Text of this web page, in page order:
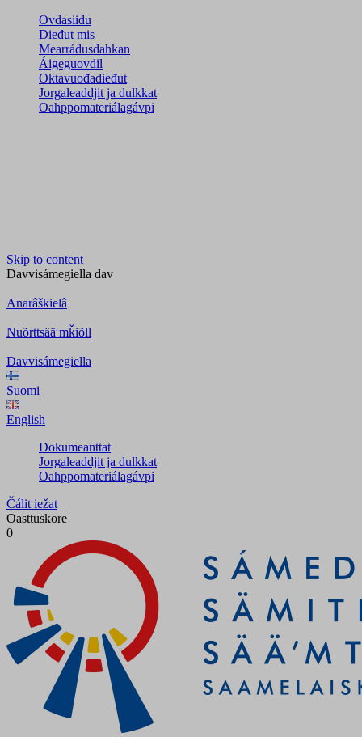
Ovdasiidu
Dieđut mis
Mearrádusdahkan
Áigeguovdil
Oktavuođadieđut
Jorgaleaddjit ja dulkkat
Oahppomateriálagávpi
Skip to content
Davvisámegiella dav
Anarâškielâ
Nuõrttsääʹmǩiõll
Davvisámegiella
Suomi
English
Dokumeanttat
Jorgaleaddjit ja dulkkat
Oahppomateriálagávpi
Čálit iežat
Oasttuskore
0